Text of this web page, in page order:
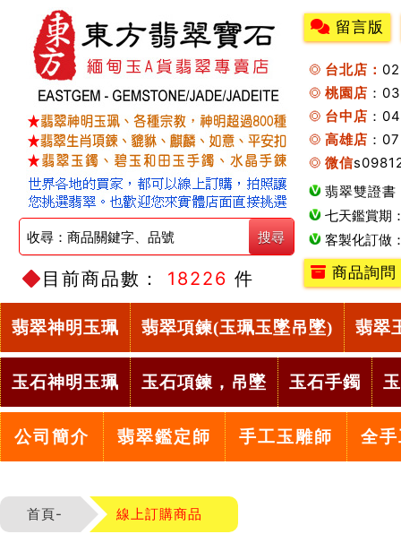
目前商品數： 18226 件
留言版
台北店：
桃園店 ：
台中店 ：
高雄店 ：
微信
翡翠雙證書
七天鑑賞期
客製化訂做
商品詢問
翡翠神明玉珮 翡翠項鍊(玉珮玉墜吊墜) 翡翠
玉石神明玉珮 玉石項鍊，吊墜 玉石手鐲
公司簡介 翡翠鑑定師 手工玉雕師 全
首頁- 線上訂購商品